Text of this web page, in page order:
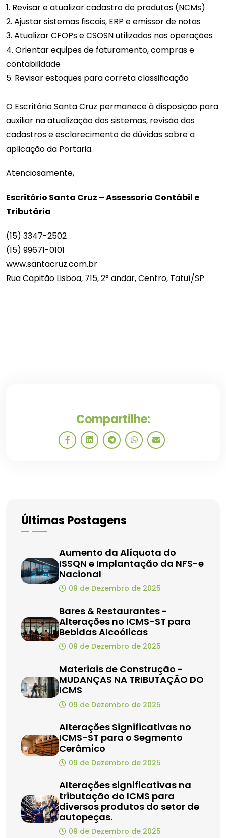
1. Revisar e atualizar cadastro de produtos (NCMs)
2. Ajustar sistemas fiscais, ERP e emissor de notas
3. Atualizar CFOPs e CSOSN utilizados nas operações
4. Orientar equipes de faturamento, compras e
contabilidade
5. Revisar estoques para correta classificação
O Escritório Santa Cruz permanece à disposição para
auxiliar na atualização dos sistemas, revisão dos
cadastros e esclarecimento de dúvidas sobre a
aplicação da Portaria.
Atenciosamente,
Escritório Santa Cruz – Assessoria Contábil e
Tributária
(15) 3347-2502
(15) 99671-0101
www.santacruz.com.br
Rua Capitão Lisboa, 715, 2° andar, Centro, Tatuí/SP
Compartilhe:
Últimas Postagens
Aumento da Alíquota do
ISSQN e Implantação da NFS-e
Nacional
09 de Dezembro de 2025
Bares & Restaurantes -
Alterações no ICMS-ST para
Bebidas Alcoólicas
09 de Dezembro de 2025
Materiais de Construção -
MUDANÇAS NA TRIBUTAÇÃO DO
ICMS
09 de Dezembro de 2025
Alterações Significativas no
ICMS-ST para o Segmento
Cerâmico
09 de Dezembro de 2025
Alterações significativas na
tributação do ICMS para
diversos produtos do setor de
autopeças.
09 de Dezembro de 2025